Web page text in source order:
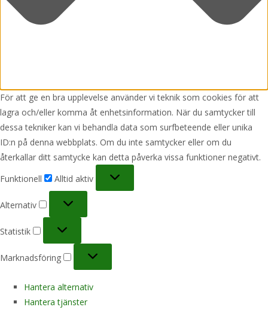
För att ge en bra upplevelse använder vi teknik som cookies för att
lagra och/eller komma åt enhetsinformation. När du samtycker till
dessa tekniker kan vi behandla data som surfbeteende eller unika
ID:n på denna webbplats. Om du inte samtycker eller om du
återkallar ditt samtycke kan detta påverka vissa funktioner negativt.
Funktionell
Alltid aktiv
Alternativ
Statistik
Marknadsföring
Hantera alternativ
Hantera tjänster